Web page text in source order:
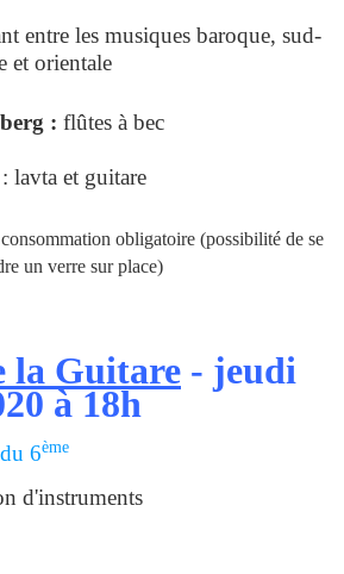
entre les musiques baroque, sud-
et orientale
: flûtes à bec
: lavta et guitare
obligatoire (possibilité de se
un verre sur place)
la Guitare - jeudi
à 18h
6ème
d'instruments